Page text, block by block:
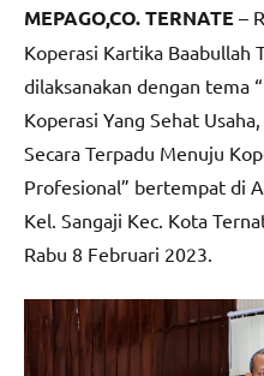
MEPAGO,CO. TERNATE –
Koperasi Kartika Baabullah
dilaksanakan dengan tema
Koperasi Yang Sehat
Secara Terpadu Menuju
Profesional” bertempat di
Kel. Sangaji Kec. Kota
Rabu 8 Februari 2023.